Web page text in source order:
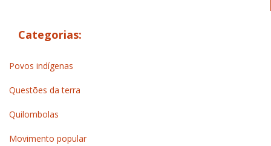
Categorias:
Povos indígenas
Questões da terra
Quilombolas
Movimento popular